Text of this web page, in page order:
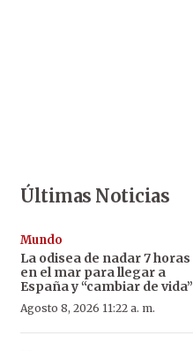
Últimas Noticias
Mundo
La odisea de nadar 7 horas
en el mar para llegar a
España y “cambiar de vida”
Agosto 8, 2026 11:22 a. m.